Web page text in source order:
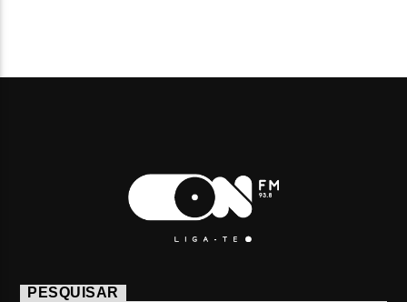
PESQUISAR